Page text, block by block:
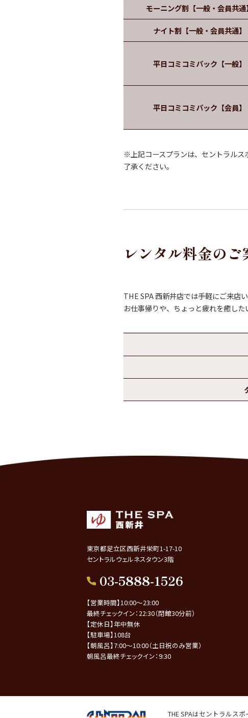
モーニング割【一般・会員共通】
ナイト割【一般・会員共通】
平日コミコミパック【一般】
平日コミコミパック【会員】
※上記コースプランは、セントラルス
了承ください。
レンタル料金のご
THE SPA 西新井店では手軽にご来店
お仕事帰りや、ちょっと疲れを癒した
東京都足立区西新井栄町1-17-10
セントラルウェルネスタウン3階
03-5888-1526
【営業時間】10:00～23:00
最終チェックイン：22:30（閉館30分前）
【定休日】年中無休
【駐車場】108台
【朝風呂】7:00～10:00（土日祝のみ営業）
朝風呂最終チェックイン：9:30
THE SPAはセントラルス